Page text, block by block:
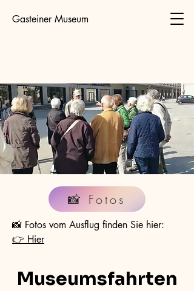
Gasteiner Museum
📸 Fotos
📸 Fotos vom Ausflug finden Sie hier:
👉 Hier
Museumsfahrten